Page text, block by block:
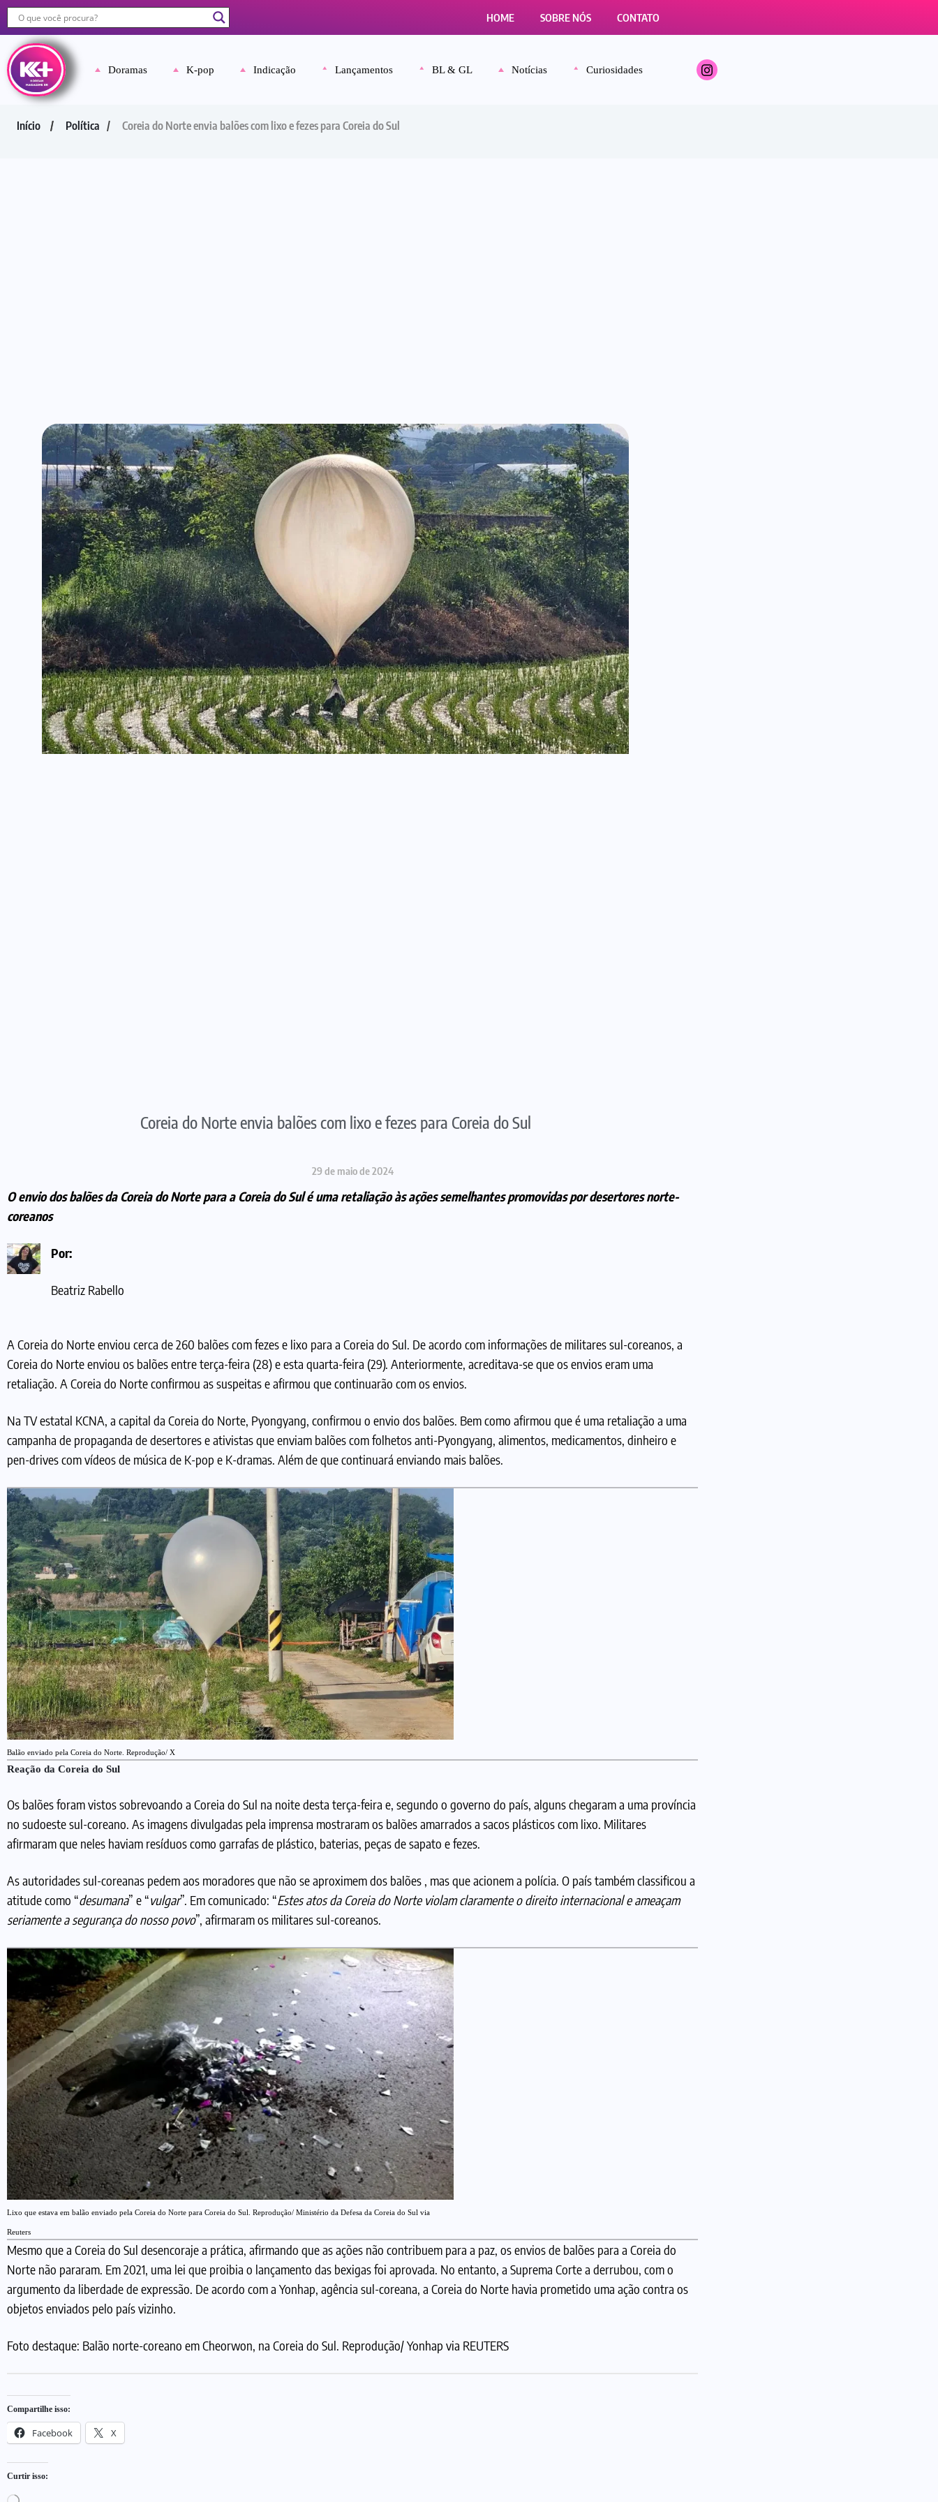
HOME SOBRE NÓS CONTATO
Doramas K-pop Indicação Lançamentos BL & GL Notícias Curiosidades
Início Política Coreia do Norte envia balões com lixo e fezes para Coreia do Sul
Coreia do Norte envia balões com lixo e fezes para Coreia do Sul
29 de maio de 2024
O envio dos balões da Coreia do Norte para a Coreia do Sul é uma retaliação às ações semelhantes promovidas por desertores norte-
coreanos
Por:
Beatriz Rabello
A Coreia do Norte enviou cerca de 260 balões com fezes e lixo para a Coreia do Sul. De acordo com informações de militares sul-coreanos, a
Coreia do Norte enviou os balões entre terça-feira (28) e esta quarta-feira (29). Anteriormente, acreditava-se que os envios eram uma
retaliação. A Coreia do Norte confirmou as suspeitas e afirmou que continuarão com os envios.
Na TV estatal KCNA, a capital da Coreia do Norte, Pyongyang, confirmou o envio dos balões. Bem como afirmou que é uma retaliação a uma
campanha de propaganda de desertores e ativistas que enviam balões com folhetos anti-Pyongyang, alimentos, medicamentos, dinheiro e
pen-drives com vídeos de música de K-pop e K-dramas. Além de que continuará enviando mais balões.
Balão enviado pela Coreia do Norte. Reprodução/ X
Reação da Coreia do Sul
Os balões foram vistos sobrevoando a Coreia do Sul na noite desta terça-feira e, segundo o governo do país, alguns chegaram a uma província
no sudoeste sul-coreano. As imagens divulgadas pela imprensa mostraram os balões amarrados a sacos plásticos com lixo. Militares
afirmaram que neles haviam resíduos como garrafas de plástico, baterias, peças de sapato e fezes.
As autoridades sul-coreanas pedem aos moradores que não se aproximem dos balões , mas que acionem a polícia. O país também classificou a
atitude como “desumana” e “vulgar”. Em comunicado: “Estes atos da Coreia do Norte violam claramente o direito internacional e ameaçam
seriamente a segurança do nosso povo”, afirmaram os militares sul-coreanos.
Lixo que estava em balão enviado pela Coreia do Norte para Coreia do Sul. Reprodução/ Ministério da Defesa da Coreia do Sul via
Reuters
Mesmo que a Coreia do Sul desencoraje a prática, afirmando que as ações não contribuem para a paz, os envios de balões para a Coreia do
Norte não pararam. Em 2021, uma lei que proibia o lançamento das bexigas foi aprovada. No entanto, a Suprema Corte a derrubou, com o
argumento da liberdade de expressão. De acordo com a Yonhap, agência sul-coreana, a Coreia do Norte havia prometido uma ação contra os
objetos enviados pelo país vizinho.
Foto destaque: Balão norte-coreano em Cheorwon, na Coreia do Sul. Reprodução/ Yonhap via REUTERS
Compartilhe isso:
Facebook X
Curtir isso: